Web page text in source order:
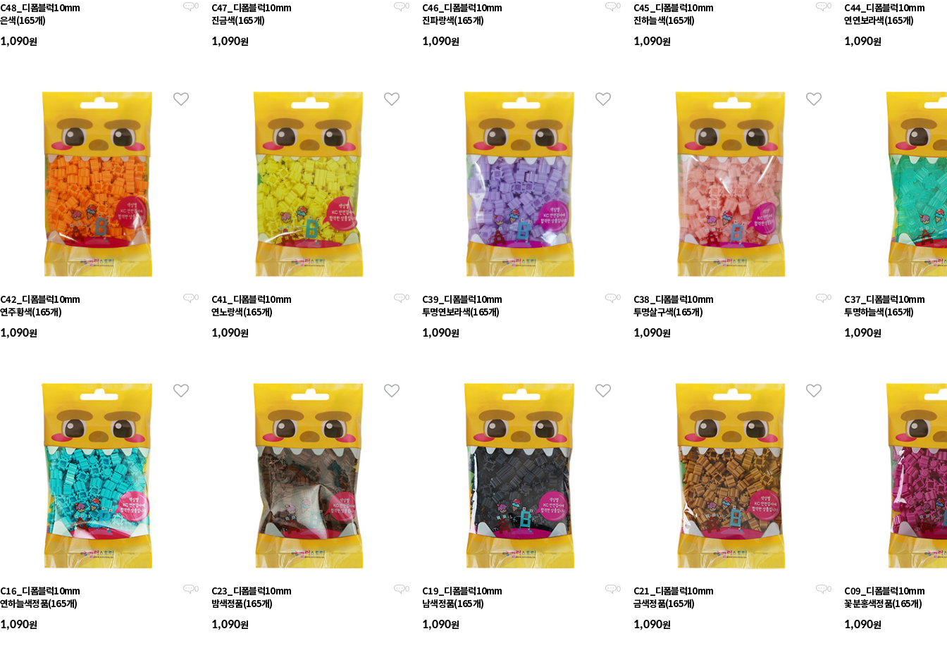
0
C48_디폼블럭10mm
은색(165개)
1,090원
0
C47_디폼블럭10mm
진금색(165개)
1,090원
0
C46_디폼블럭10mm
진파랑색(165개)
1,090원
0
C45_디폼블럭10mm
진하늘색(165개)
1,090원
C44_디폼블럭10mm
연연보라색(165개)
1,090원
0
C42_디폼블럭10mm
연주황색(165개)
1,090원
0
C41_디폼블럭10mm
연노랑색(165개)
1,090원
0
C39_디폼블럭10mm
투명연보라색(165개)
1,090원
0
C38_디폼블럭10mm
투명살구색(165개)
1,090원
C37_디폼블럭10mm
투명하늘색(165개)
1,090원
0
C16_디폼블럭10mm
연하늘색정품(165개)
1,090원
0
C23_디폼블럭10mm
밤색정품(165개)
1,090원
0
C19_디폼블럭10mm
남색정품(165개)
1,090원
0
C21_디폼블럭10mm
금색정품(165개)
1,090원
C09_디폼블럭10mm
꽃분홍색정품(165개)
1,090원